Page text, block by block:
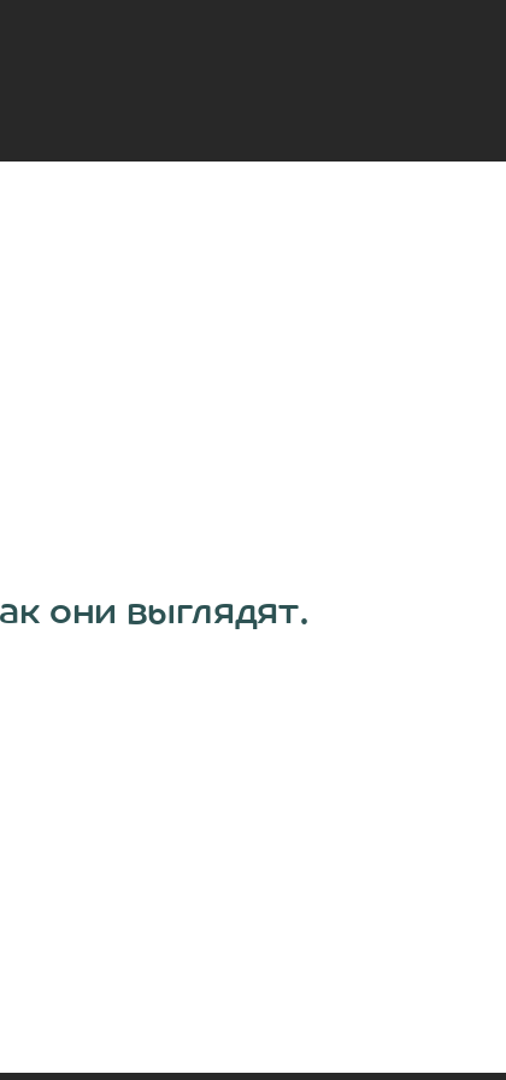
они выглядят.Здесь вы узнаете правила перемещения фигур и как они выглядят.